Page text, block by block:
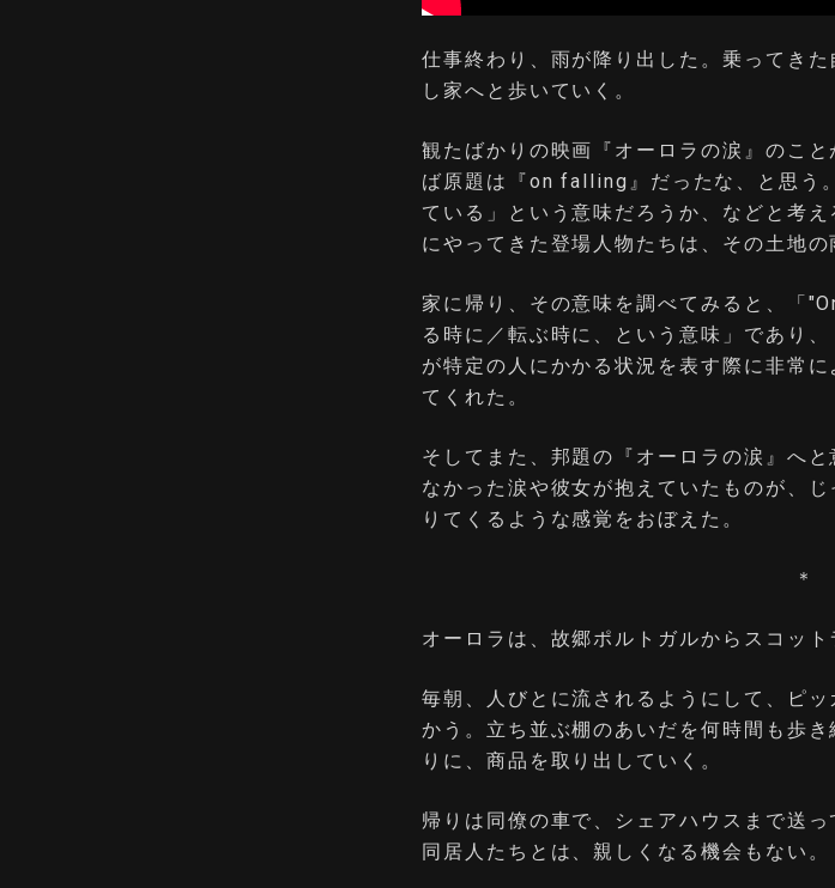
仕事終わり、雨が降り出した。乗ってき
し家へと歩いていく。
観たばかりの映画『オーロラの涙』のこ
ば原題は『on falling』だったな、と思う
ている」という意味だろうか、などと考
にやってきた登場人物たちは、その土地
家に帰り、その意味を調べてみると、「
る時に／転ぶ時に、という意味」であり
が特定の人にかかる状況を表す際に非常
てくれた。
そしてまた、邦題の『オーロラの涙』へ
なかった涙や彼女が抱えていたものが、
りてくるような感覚をおぼえた。
＊
オーロラは、故郷ポルトガルからスコット
毎朝、人びとに流されるようにして、ピ
かう。立ち並ぶ棚のあいだを何時間も歩
りに、商品を取り出していく。
帰りは同僚の車で、シェアハウスまで送
同居人たちとは、親しくなる機会もない。